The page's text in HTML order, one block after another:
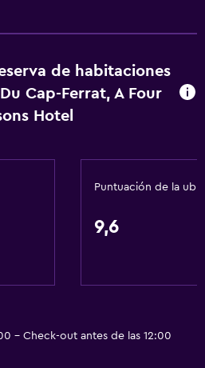
de habitaciones
Cap-Ferrat, A Four
Hotel
Puntuación de la
9,6
- Check-out antes de las 12:00